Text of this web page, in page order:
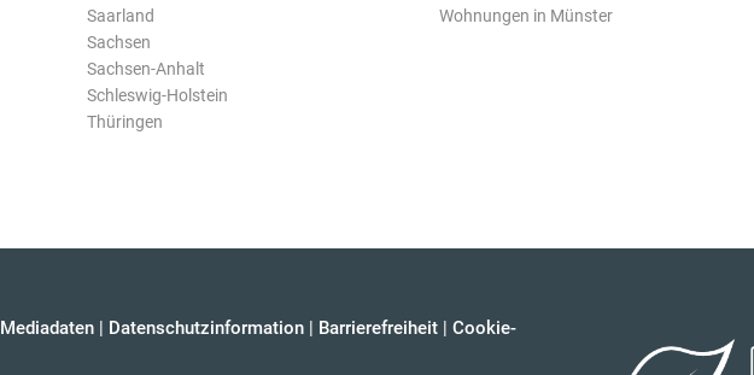
Saarland
Sachsen
Sachsen-Anhalt
Schleswig-Holstein
Thüringen
Wohnungen in Münster
Mediadaten | Datenschutzinformation | Barrierefreiheit | Cookie-